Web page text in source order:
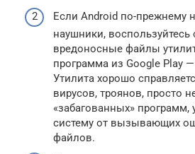
Если Android по-прежнему
наушники,
вредоносные файлы
программа из Google Play
Утилита хорошо
вирусов, троянов, просто
«забагованных» программ,
систему от вызывающих
файлов.